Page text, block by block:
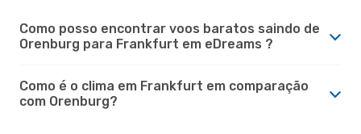
Como posso encontrar voos baratos saindo de
Orenburg para Frankfurt em eDreams ?
Como é o clima em Frankfurt em comparação
com Orenburg?